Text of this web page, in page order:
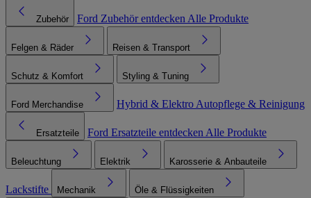
Zubehör Ford Zubehör entdecken Alle Produkte
Felgen & Räder Reisen & Transport
Schutz & Komfort Styling & Tuning
Ford Merchandise Hybrid & Elektro Autopflege & Reinigung
Ersatzteile Ford Ersatzteile entdecken Alle Produkte
Beleuchtung Elektrik Karosserie & Anbauteile
Lackstifte Mechanik Öle & Flüssigkeiten